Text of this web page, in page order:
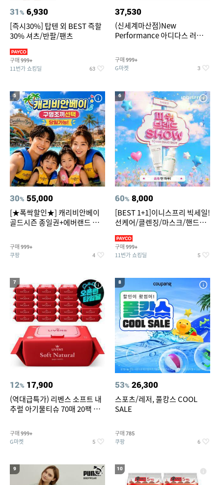
31% 6,930
[즉시30%] 탑텐 외 BEST 즉할
30% 셔츠/반팔/팬츠
구매 999+
11번가 쇼킹딜 63
37,530
(신세계마산점)New
Performance 아디다스 러닝화
구매 999+
G마켓 3
5
30% 55,000
[★폭싹할인★] 캐리비안베이
골드시즌 종일권+에버랜드 오
구매 999+
쿠팡 4
6
60% 8,000
[BEST 1+1]이니스프리 빅세일!
선케어/클렌징/마스크/핸드크
구매 999+
11번가 쇼킹딜 5
7
12% 17,900
(역대급특가) 리벤스 소프트 내
추럴 아기물티슈 70매 20팩 캡
구매 999+
G마켓 5
8
53% 26,300
스포츠/레저, 풀캉스 COOL
SALE
구매 785
쿠팡 6
9 10